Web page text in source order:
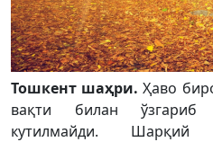
Тошкент шаҳри. Ҳаво
вақти билан ўзгариб
кутилмайди.